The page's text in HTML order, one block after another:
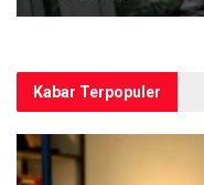
Kabar Terpopuler